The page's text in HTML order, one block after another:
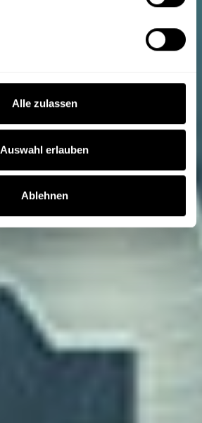
Alle zulassen
Auswahl erlauben
Ablehnen